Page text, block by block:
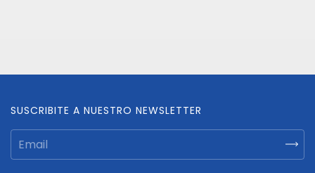
SUSCRIBITE A NUESTRO NEWSLETTER